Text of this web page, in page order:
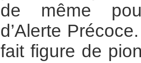
de même
d’Alerte
fait figure de